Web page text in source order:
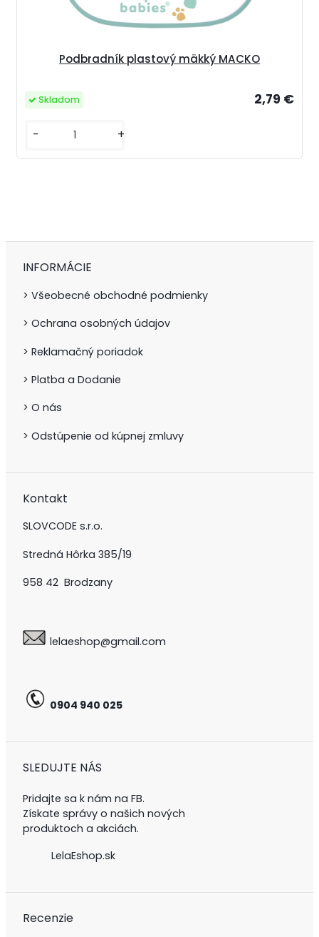
Podbradník plastový mäkký MACKO
2,79 €
- +
Skladom
INFORMÁCIE
> Všeobecné obchodné podmienky
> Ochrana osobných údajov
> Reklamačný poriadok
> Platba a Dodanie
> O nás
> Odstúpenie od kúpnej zmluvy
Kontakt
SLOVCODE s.r.o.
Stredná Hôrka 385/19
958 42 Brodzany
lelaeshop@gmail.com
0904 940 025
SLEDUJTE NÁS
Pridajte sa k nám na FB.
Získate správy o našich nových
produktoch a akciách.
LelaEshop.sk
Recenzie